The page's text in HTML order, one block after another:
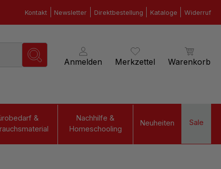
Kontakt Newsletter Direktbestellung Kataloge Widerruf
Anmelden Merkzettel Warenkorb
&
Nachhilfe &
Homeschooling
Neuheiten Sale